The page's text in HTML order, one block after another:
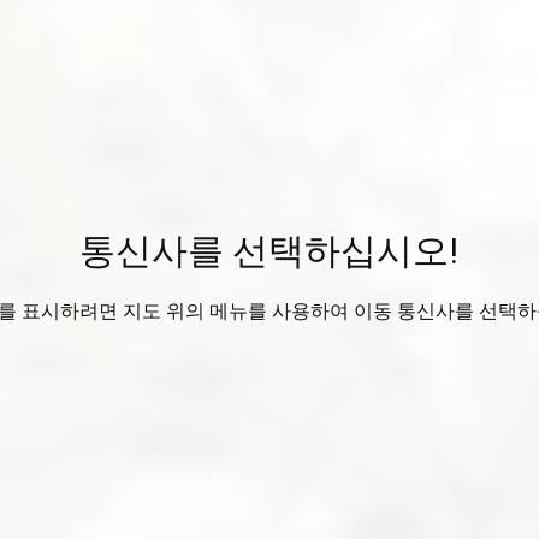
통신사를 선택하십시오!
표시하려면 지도 위의 메뉴를 사용하여 이동 통신사를 선택